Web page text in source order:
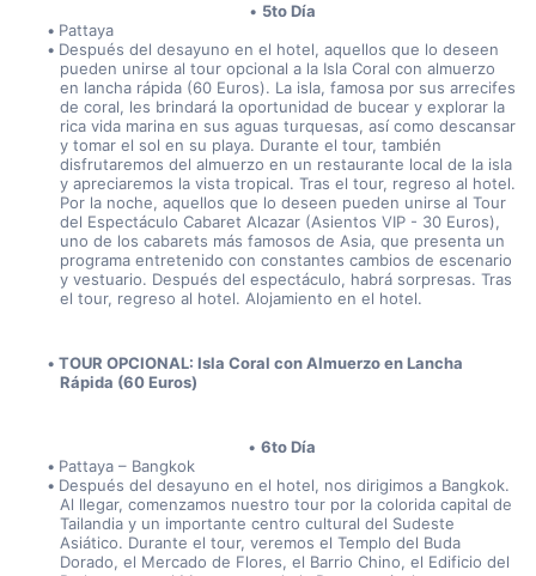
5to Día
Pattaya
Después del desayuno en el hotel, aquellos que lo deseen
pueden unirse al tour opcional a la Isla Coral con almuerzo
en lancha rápida (60 Euros). La isla, famosa por sus arrecifes
de coral, les brindará la oportunidad de bucear y explorar la
rica vida marina en sus aguas turquesas, así como descansar
y tomar el sol en su playa. Durante el tour, también
disfrutaremos del almuerzo en un restaurante local de la isla
y apreciaremos la vista tropical. Tras el tour, regreso al hotel.
Por la noche, aquellos que lo deseen pueden unirse al Tour
del Espectáculo Cabaret Alcazar (Asientos VIP - 30 Euros),
uno de los cabarets más famosos de Asia, que presenta un
programa entretenido con constantes cambios de escenario
y vestuario. Después del espectáculo, habrá sorpresas. Tras
el tour, regreso al hotel. Alojamiento en el hotel.
TOUR OPCIONAL: Isla Coral con Almuerzo en Lancha
Rápida (60 Euros)
6to Día
Pattaya – Bangkok
Después del desayuno en el hotel, nos dirigimos a Bangkok.
Al llegar, comenzamos nuestro tour por la colorida capital de
Tailandia y un importante centro cultural del Sudeste
Asiático. Durante el tour, veremos el Templo del Buda
Dorado, el Mercado de Flores, el Barrio Chino, el Edificio del